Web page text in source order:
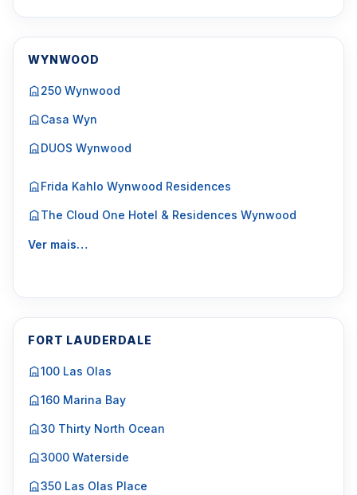
WYNWOOD
250 Wynwood
Casa Wyn
DUOS Wynwood
Frida Kahlo Wynwood Residences
The Cloud One Hotel & Residences Wynwood
Ver mais…
FORT LAUDERDALE
100 Las Olas
160 Marina Bay
30 Thirty North Ocean
3000 Waterside
350 Las Olas Place